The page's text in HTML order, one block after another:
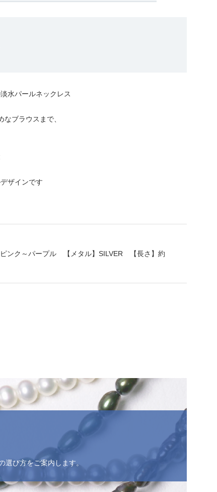
水パールネックレス
ブラウスまで、
ザインです
ンク～パープル 【メタル】SILVER 【長さ】約
び方をご案内します。